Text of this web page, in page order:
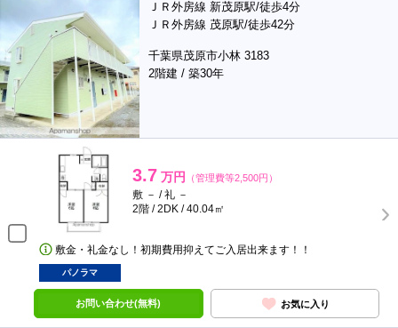
ＪＲ外房線 新茂原駅/徒歩4分
ＪＲ外房線 茂原駅/徒歩42分
千葉県茂原市小林 3183
2階建 / 築30年
3.7 万円 （管理費等2,500円）
敷 － / 礼 －
2階 / 2DK / 40.04㎡
敷金・礼金なし！初期費用抑えてご入居出来ます！！
パノラマ
お問い合わせ(無料) お気に入り